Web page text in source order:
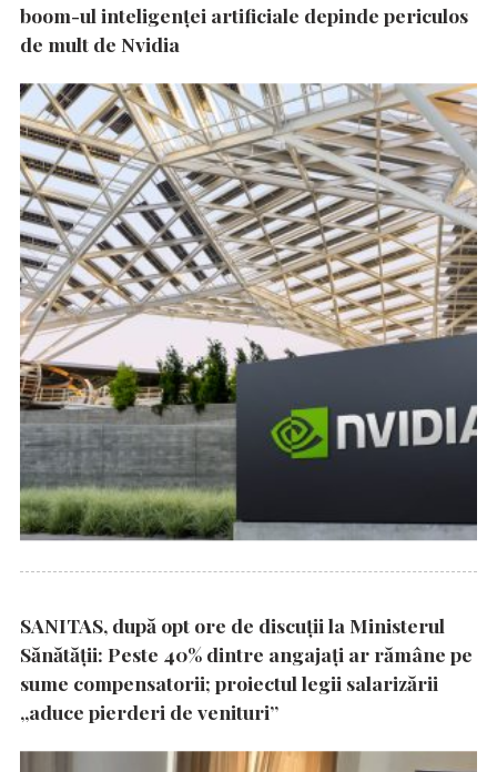
boom-ul inteligenței artificiale depinde periculos
de mult de Nvidia
SANITAS, după opt ore de discuții la Ministerul
Sănătății: Peste 40% dintre angajați ar rămâne pe
sume compensatorii; proiectul legii salarizării
„aduce pierderi de venituri”